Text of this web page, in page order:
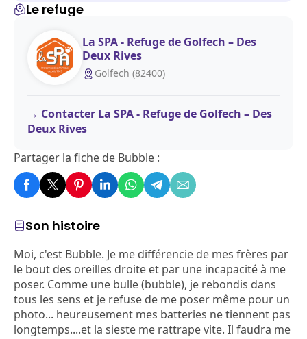
Son histoire
Moi, c'est Bubble. Je me différencie de mes frères par
le bout des oreilles droite et par une incapacité à me
poser. Comme une bulle (bubble), je rebondis dans
tous les sens et je refuse de me poser même pour un
photo... heureusement mes batteries ne tiennent pas
longtemps....et la sieste me rattrape vite. Il faudra me
Le refuge
La SPA - Refuge de Golfech – Des
Deux Rives
Golfech (82400)
Contacter La SPA - Refuge de Golfech – Des
Deux Rives
Partager la fiche de Bubble :